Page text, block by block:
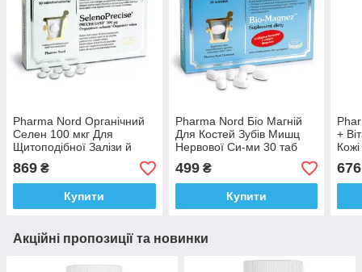
Pharma Nord Органічний
Селен 100 мкг Для
Щитоподібної Залізи й
Обміну Вечовин 60 таб
Дедалі Доставка з ЄС
869 ₴
Купити
Pharma Nord Біо Магній
Для Костей Зубів Мишц
Нервової Си-ми 30 таб
ДАНІЯ Доставка з ЄС
499₴
Купити
+
676
Акційні пропозиції та новинки